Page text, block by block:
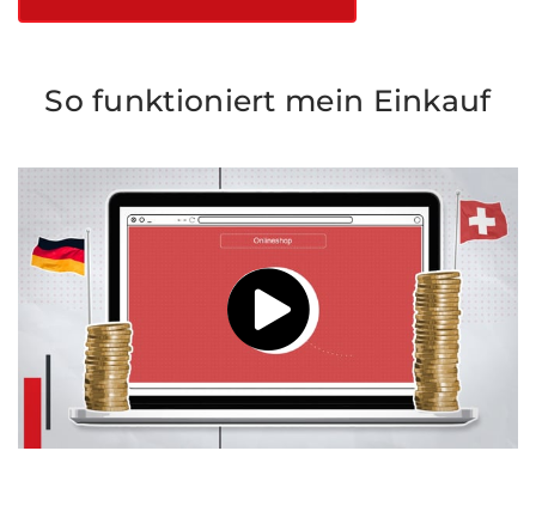
So funktioniert mein Einkauf